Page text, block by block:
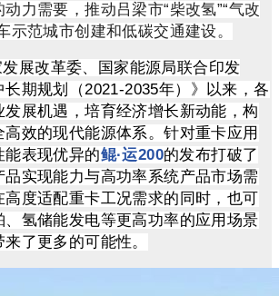
力需要，推动吕梁市“柴改氢”“气改
示范城市创建和低碳交通建设。
展改革委、国家能源局联合印发
长期规划（2021-2035年）》以来，各
展机遇，培育经济增长新动能，构
效的现代能源体系。针对重卡应用
表现优异的鲲·运200的发布打破了
实现能力与高功率系统产品市场需
度适配重卡工况需求的同时，也可
氢储能发电等更高功率的应用场景
了更多的可能性。